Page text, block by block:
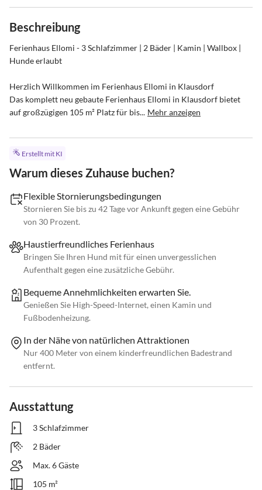
Beschreibung
Ferienhaus Ellomi - 3 Schlafzimmer | 2 Bäder | Kamin | Wallbox |
Hunde erlaubt
Herzlich Willkommen im Ferienhaus Ellomi in Klausdorf
Das komplett neu gebaute Ferienhaus Ellomi in Klausdorf bietet
auf großzügigen 105 m² Platz für bis... Mehr anzeigen
Erstellt mit KI
Warum dieses Zuhause buchen?
Flexible Stornierungsbedingungen
Stornieren Sie bis zu 42 Tage vor Ankunft gegen eine Gebühr
von 30 Prozent.
Haustierfreundliches Ferienhaus
Bringen Sie Ihren Hund mit für einen unvergesslichen
Aufenthalt gegen eine zusätzliche Gebühr.
Bequeme Annehmlichkeiten erwarten Sie.
Genießen Sie High-Speed-Internet, einen Kamin und
Fußbodenheizung.
In der Nähe von natürlichen Attraktionen
Nur 400 Meter von einem kinderfreundlichen Badestrand
entfernt.
Ausstattung
3 Schlafzimmer
2 Bäder
Max. 6 Gäste
105 m²